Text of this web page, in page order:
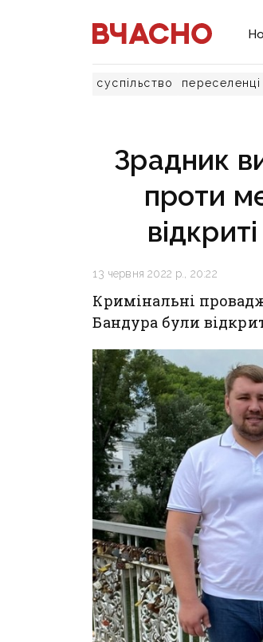
суспільство переселенці
Зрадник
проти
13 червня 2022 р., 20:22
Кримінальні
Бандура були